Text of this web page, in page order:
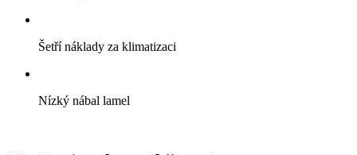
Šetří náklady za klimatizaci
Nízký nábal lamel